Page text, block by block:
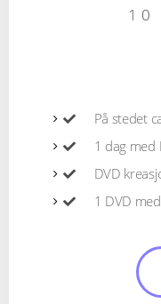
10
På stedet
1 dag med
DVD
1 DVD